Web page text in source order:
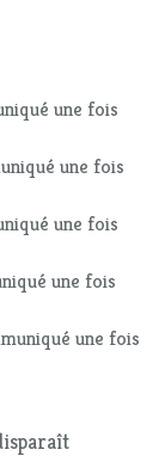
une fois
une fois
une fois
une fois
une fois